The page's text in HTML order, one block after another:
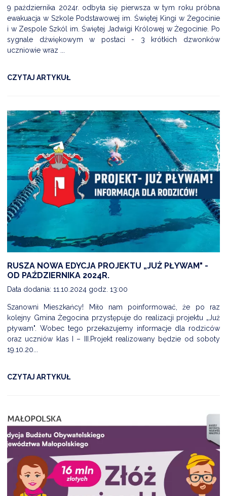
9 października 2024r. odbyła się pierwsza w tym roku próbna
ewakuacja w Szkole Podstawowej im. Świętej Kingi w Żegocinie
i w Zespole Szkól im. Świętej Jadwigi Królowej w Żegocinie. Po
sygnale dźwiękowym w postaci - 3 krótkich dzwonków
uczniowie wraz ...
CZYTAJ ARTYKUŁ
RUSZA NOWA EDYCJA PROJEKTU „JUŻ PŁYWAM" -
OD PAŹDZIERNIKA 2024R.
Data dodania: 11.10.2024 godz. 13:00
Szanowni Mieszkańcy! Miło nam poinformować, że po raz
kolejny Gmina Żegocina przystępuje do realizacji projektu „Już
pływam". Wobec tego przekazujemy informacje dla rodziców
oraz uczniów klas I – III.Projekt realizowany będzie od soboty
19.10.20...
CZYTAJ ARTYKUŁ